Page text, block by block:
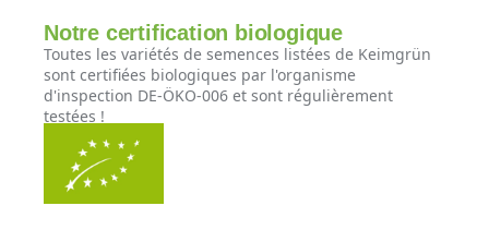
Notre certification biologique
Toutes les variétés de semences listées de Keimgrün
sont certifiées biologiques par l'organisme
d'inspection DE-ÖKO-006 et sont régulièrement
testées !